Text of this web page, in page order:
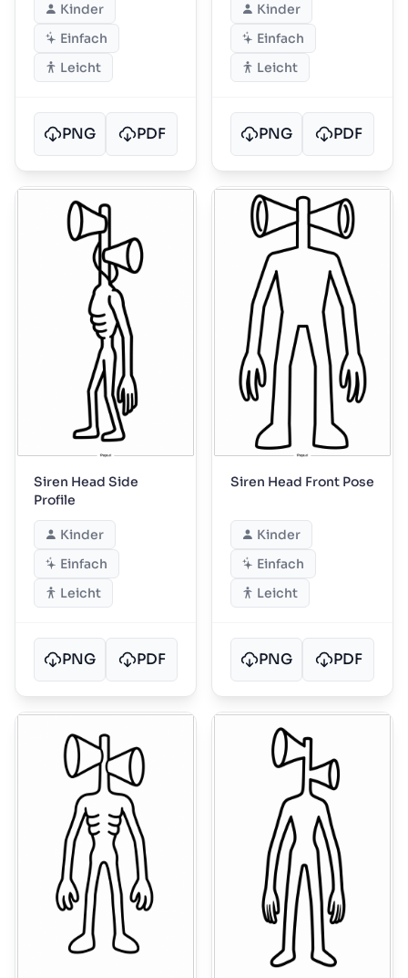
Kinder
Einfach
Leicht
PNG PDF
Kinder
Einfach
Leicht
PNG PDF
Siren Head Side
Profile
Kinder
Einfach
Leicht
PNG PDF
Siren Head Front Pose
Kinder
Einfach
Leicht
PNG PDF